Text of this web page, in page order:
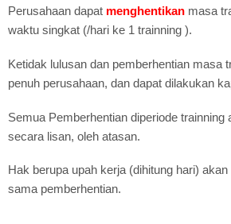
Perusahaan dapat menghentikan masa
waktu singkat (/hari ke 1 trainning ).
Ketidak lulusan dan pemberhentian masa
penuh perusahaan, dan dapat dilakukan
Semua Pemberhentian diperiode trainning
secara lisan, oleh atasan.
Hak berupa upah kerja (dihitung hari)
sama pemberhentian.